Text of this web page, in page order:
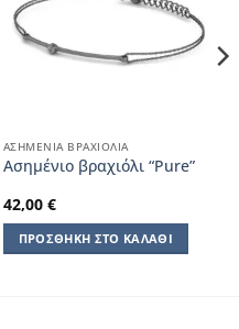
ΑΣΗΜΈΝΙΑ ΒΡΑΧΙΌΛΙΑ
Aσημένιο βραχιόλι “Pure”
42,00 €
ΠΡΟΣΘΉΚΗ ΣΤΟ ΚΑΛΆΘΙ